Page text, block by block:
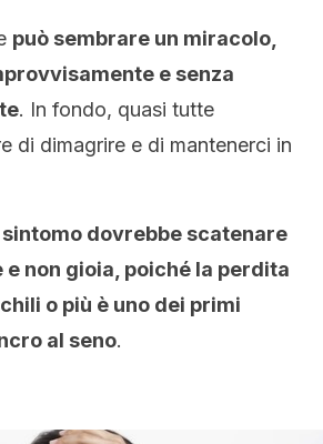
può sembrare un miracolo,
e senza
. In fondo, quasi tutte
di dimagrire e di mantenerci in
dovrebbe scatenare
non gioia, poiché la perdita
o più è uno dei primi
al seno.